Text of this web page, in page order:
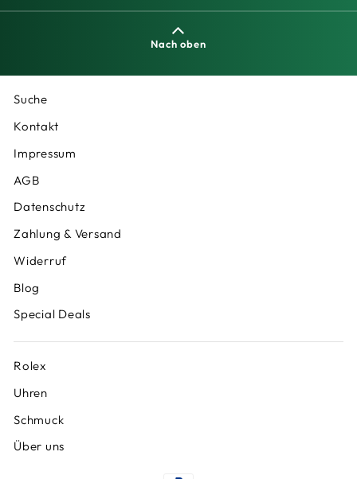
Nach oben
Suche
Kontakt
Impressum
AGB
Datenschutz
Zahlung & Versand
Widerruf
Blog
Special Deals
Rolex
Uhren
Schmuck
Über uns